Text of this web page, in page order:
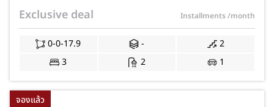
JS-205
Exclusive deal Installments/month
0-0-17.9 -
2
3
2 1
จองแล้ว